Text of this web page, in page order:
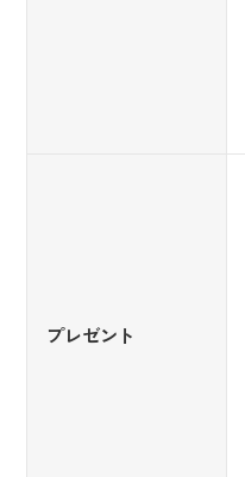
プレゼント